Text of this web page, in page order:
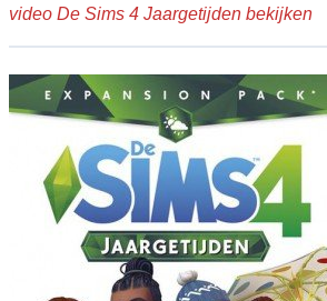
video De Sims 4 Jaargetijden bekijken